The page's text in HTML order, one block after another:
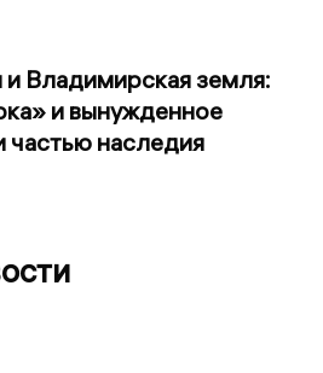
и Владимирская земля:
и вынужденное
частью наследия